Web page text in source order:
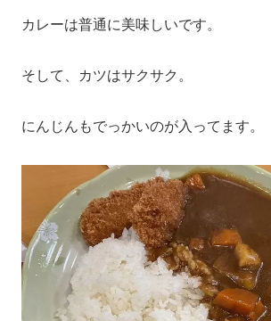
カレーは普通に美味しいです。
そして、カツはサクサク。
にんじんもでっかいのが入ってます。